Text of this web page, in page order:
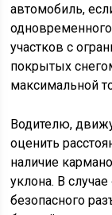
автомобиль,
участков с
покрытых
максимальной
Водителю,
оценить
наличие
уклона. В
безопасного